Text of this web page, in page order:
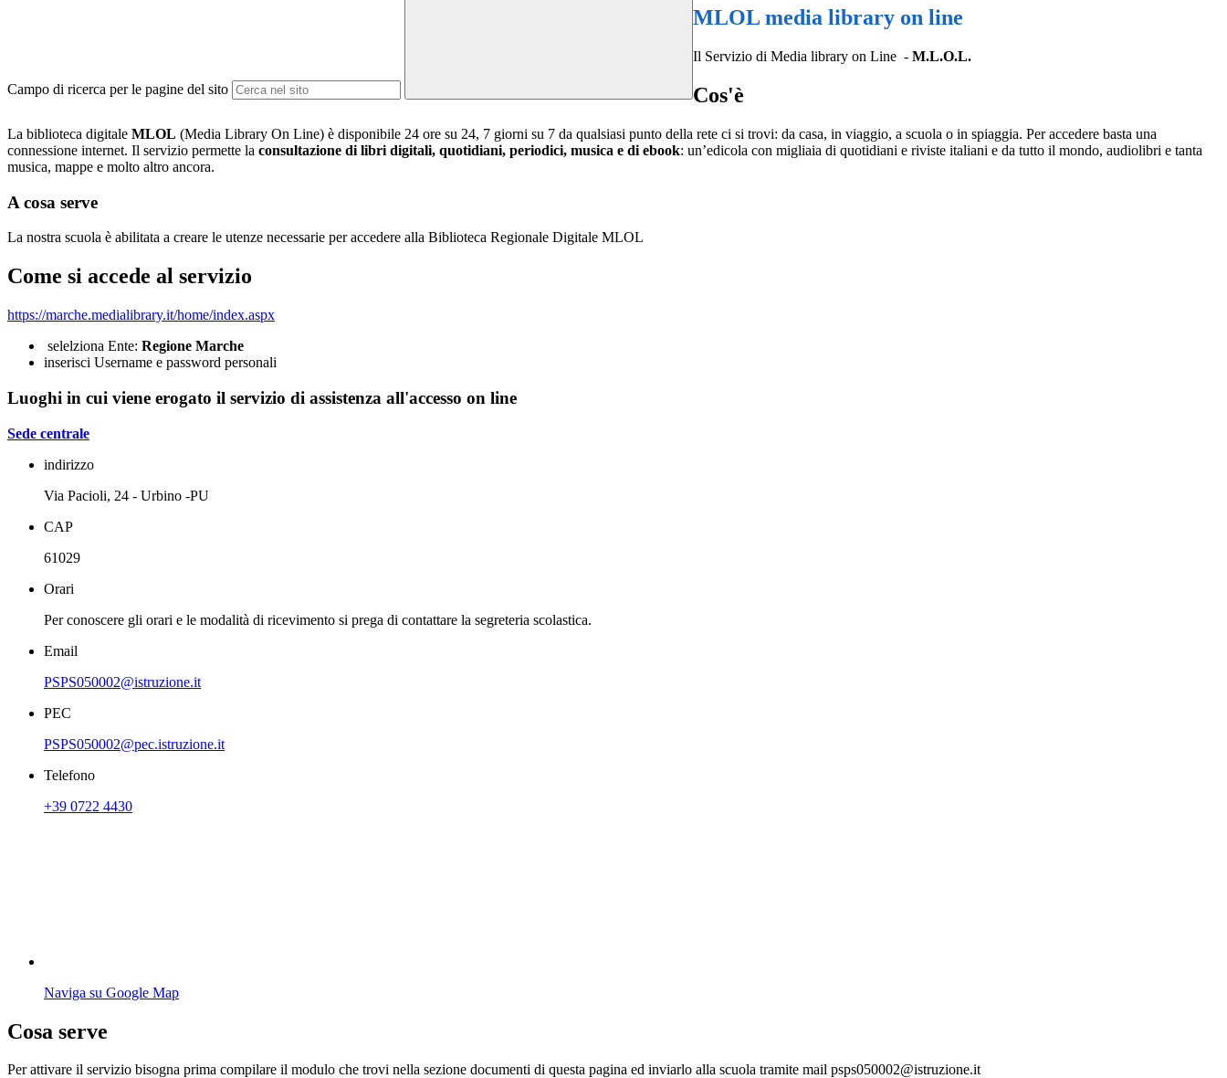
Campo di ricerca per le pagine del sito
MLOL media library on line
Il Servizio di Media library on Line - M.L.O.L.
Cos'è
La biblioteca digitale MLOL (Media Library On Line) è disponibile 24 ore su 24, 7 giorni su 7 da qualsiasi punto della rete ci si trovi: da casa, in viaggio, a scuola o in spiaggia. Per accedere basta una
connessione internet. Il servizio permette la consultazione di libri digitali, quotidiani, periodici, musica e di ebook: un’edicola con migliaia di quotidiani e riviste italiani e da tutto il mondo, audiolibri e tanta
musica, mappe e molto altro ancora.
A cosa serve
La nostra scuola è abilitata a creare le utenze necessarie per accedere alla Biblioteca Regionale Digitale MLOL
Come si accede al servizio
https://marche.medialibrary.it/home/index.aspx
selelziona Ente: Regione Marche
inserisci Username e password personali
Luoghi in cui viene erogato il servizio di assistenza all'accesso on line
Sede centrale
indirizzo
Via Pacioli, 24 - Urbino -PU
CAP
61029
Orari
Per conoscere gli orari e le modalità di ricevimento si prega di contattare la segreteria scolastica.
Email
PSPS050002@istruzione.it
PEC
PSPS050002@pec.istruzione.it
Telefono
+39 0722 4430
Naviga su Google Map
Cosa serve
Per attivare il servizio bisogna prima compilare il modulo che trovi nella sezione documenti di questa pagina ed inviarlo alla scuola tramite mail psps050002@istruzione.it